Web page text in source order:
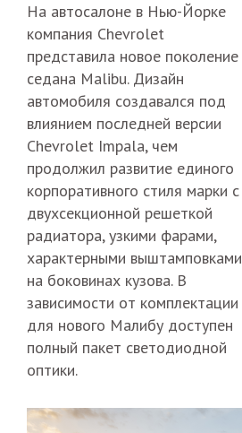
На автосалоне в Нью-Йорке
компания Chevrolet
представила новое поколение
седана Malibu. Дизайн
автомобиля создавался под
влиянием последней версии
Chevrolet Impala, чем
продолжил развитие единого
корпоративного стиля марки с
двухсекционной решеткой
радиатора, узкими фарами,
характерными выштамповками
на боковинах кузова. В
зависимости от комплектации
для нового Малибу доступен
полный пакет светодиодной
оптики.